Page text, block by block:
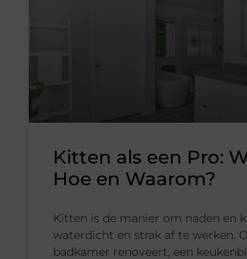
Kitten als een Pro:
Hoe en Waarom?
Kitten is de manier om naden en
waterdicht en strak af te werken.
badkamer renoveert, een